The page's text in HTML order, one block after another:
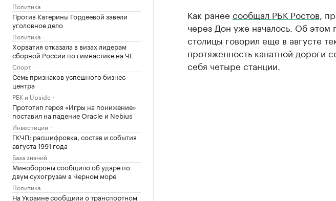
Политика
Против Катерины Гордеевой завели
уголовное дело
Политика
Хорватия отказала в визах лидерам
сборной России по гимнастике на ЧЕ
Спорт
Семь признаков успешного бизнес-
центра
РБК и Upside
Прототип героя «Игры на понижение»
поставил на падение Oracle и Nebius
Инвестиции
ГКЧП: расшифровка, состав и события
августа 1991 года
База знаний
Минобороны сообщило об ударе по
двум сухогрузам в Черном море
Политика
На Украине сообщили о транспортном
Как ранее сообщал РБК Ростов ,
через Дон уже началось. Об этом
столицы говорил еще в августе
протяженность канатной дороги
себя четыре станции.